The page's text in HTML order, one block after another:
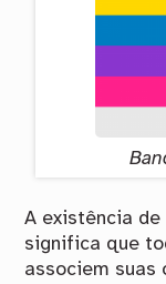
A existência
significa que
associem suas